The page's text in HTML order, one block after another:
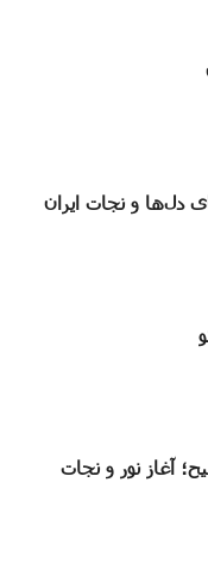
دل‌ها و نجات ایران
آغاز نور و نجات